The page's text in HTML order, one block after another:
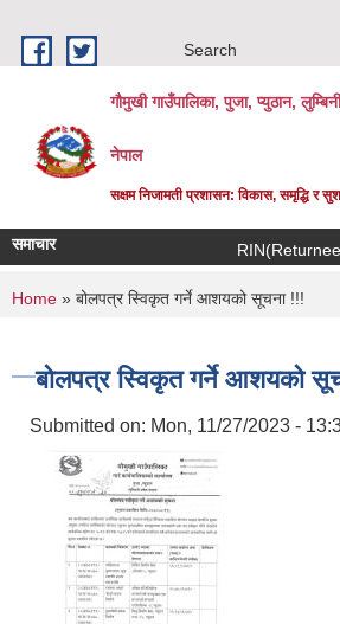
Search
गौमुखी गाउँपालिका, पुजा, प्युठान,
नेपाल
सक्षम निजामती प्रशासन: विकास, समृद्धि र
समाचार
You are here
Home » बोलपत्र स्विकृत गर्ने आशयको सूचना !!!
बोलपत्र स्विकृत गर्ने आशयको
Submitted on: Mon, 11/27/2023 -